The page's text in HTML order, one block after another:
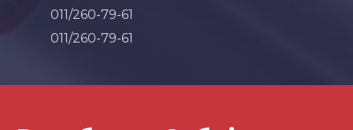
011/260-79-61
011/260-79-61